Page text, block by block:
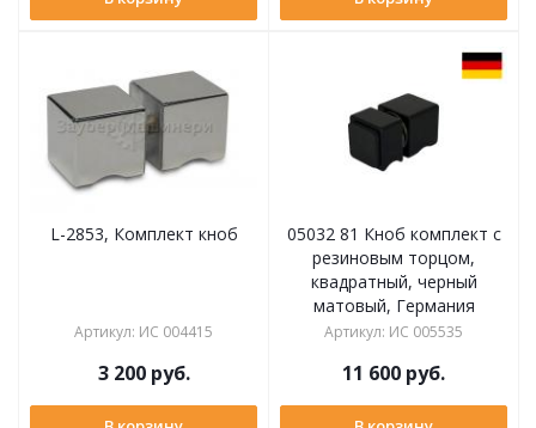
L-2853, Комплект кноб
Артикул: ИС 004415
3 200руб.
05032 81 Кноб комплект с
резиновым торцом,
квадратный, черный
матовый, Германия
Артикул: ИС 005535
11 600 руб.